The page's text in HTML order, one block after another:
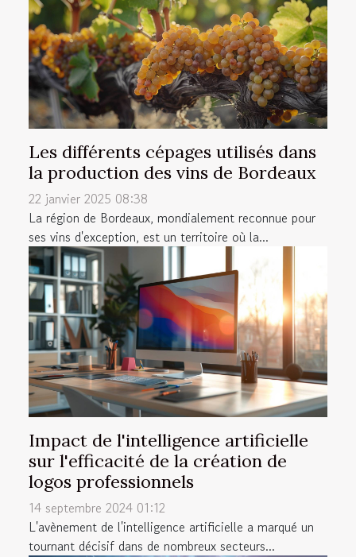
Les différents cépages utilisés dans
la production des vins de Bordeaux
22 janvier 2025 08:38
La région de Bordeaux, mondialement reconnue pour
ses vins d'exception, est un territoire où la...
Impact de l'intelligence artificielle
sur l'efficacité de la création de
logos professionnels
14 septembre 2024 01:12
L'avènement de l'intelligence artificielle a marqué un
tournant décisif dans de nombreux secteurs...